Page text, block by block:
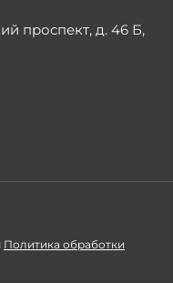
проспект, д. 46 Б,
Политика обработки